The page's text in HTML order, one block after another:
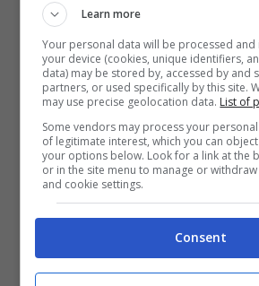
Rosalba – Bipolare:
ufficiale e testo del
d’esordio della youtuber
Learn more
Your personal data will be processed
your device (cookies, unique identifiers,
data) may be stored by, accessed by and
partners, or used specifically by this site.
may use precise geolocation data. List of
Some vendors may process your
of legitimate interest, which you can
your options below. Look for a link at the
or in the site menu to manage or
and cookie settings.
Consent